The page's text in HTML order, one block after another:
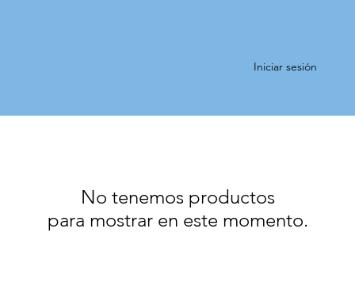
Iniciar sesión
No tenemos productos
para mostrar en este momento.